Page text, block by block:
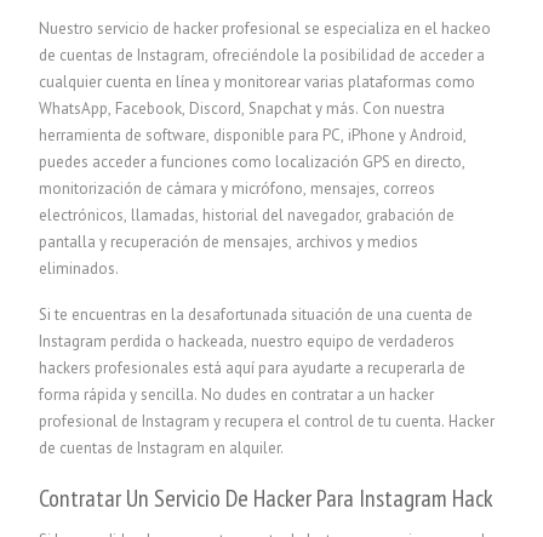
Nuestro servicio de hacker profesional se especializa en el hackeo
de cuentas de Instagram, ofreciéndole la posibilidad de acceder a
cualquier cuenta en línea y monitorear varias plataformas como
WhatsApp, Facebook, Discord, Snapchat y más. Con nuestra
herramienta de software, disponible para PC, iPhone y Android,
puedes acceder a funciones como localización GPS en directo,
monitorización de cámara y micrófono, mensajes, correos
electrónicos, llamadas, historial del navegador, grabación de
pantalla y recuperación de mensajes, archivos y medios
eliminados.
Si te encuentras en la desafortunada situación de una cuenta de
Instagram perdida o hackeada, nuestro equipo de verdaderos
hackers profesionales está aquí para ayudarte a recuperarla de
forma rápida y sencilla. No dudes en contratar a un hacker
profesional de Instagram y recupera el control de tu cuenta. Hacker
de cuentas de Instagram en alquiler.
Contratar Un Servicio De Hacker Para Instagram Hack